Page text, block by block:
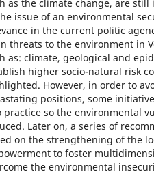
as the climate change, are
issue of an environmental
in the current politic
threats to the environment in
as: climate, geological and
higher socio-natural risk
However, in order to
positions, some
practice so the environmental
Later on, a series of
on the strengthening of the
to foster
the environmental